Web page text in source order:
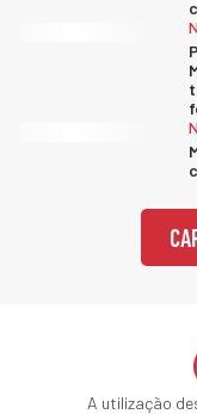
A utilização